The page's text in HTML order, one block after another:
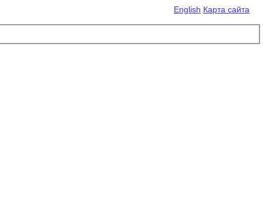
English Карта сайта